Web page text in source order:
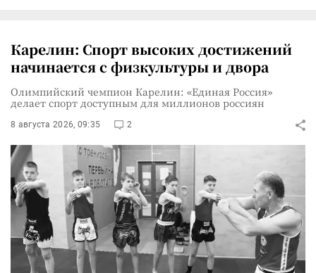
Карелин: Спорт высоких достижений
начинается с физкультуры и двора
Олимпийский чемпион Карелин: «Единая Россия»
делает спорт доступным для миллионов россиян
8 августа 2026, 09:35 2